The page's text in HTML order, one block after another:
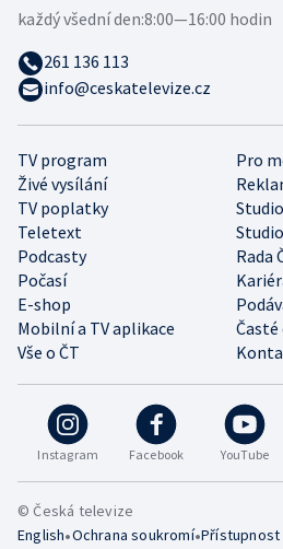
Instagram Facebook YouTube
TV program
Pro
Živé vysílání
TV poplatky
Teletext
Podcasty
Rada
Počasí
E-shop
Mobilní a TV aplikace
Vše o ČT
každý všední den:8:00—16:00 hodin
261 136 113
info@ceskatelevize.cz
© Česká televize
English•Ochrana soukromí•Přístupnost